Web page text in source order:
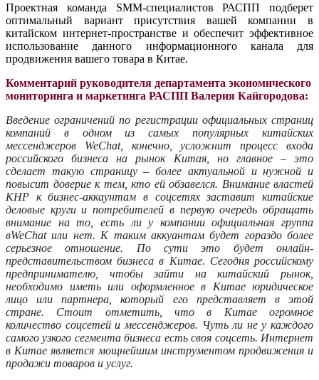
Проектная команда SMM-специалистов РАСПП подберет
оптимальный вариант присутствия вашей компании в
китайском интернет-пространстве и обеспечит эффективное
использование данного информационного канала для
продвижения вашего товара в Китае.
Комментарий руководителя департамента экономического
мониторинга и маркетинга РАСПП Валерия Кайгородова:
Введение ограничений по регистрации официальных страниц
компаний в одном из самых популярных китайских
мессенджеров WeChat, конечно, усложнит процесс входа
российского бизнеса на рынок Китая, но главное – это
сделает такую страницу – более актуальной и нужной и
повысит доверие к тем, кто ей обзавелся. Внимание властей
КНР к бизнес-аккаунтам в соцсетях заставит китайские
деловые круги и потребителей в первую очередь обращать
внимание на то, есть ли у компании официальная группа
вWeChat или нет. К таким аккуантам будет гораздо более
серьезное отношение. По сути это будет онлайн-
представительством бизнеса в Китае. Сегодня российскому
предпринимателю, чтобы зайти на китайский рынок,
необходимо иметь или оформленное в Китае юридическое
лицо или партнера, который его представляет в этой
стране. Стоит отметить, что в Китае огромное
количество соцсетей и мессенджеров. Чуть ли не у каждого
самого узкого сегмента бизнеса есть своя соцсеть. Интернет
в Китае является мощнейшим инструментом продвижения и
продажи товаров и услуг.